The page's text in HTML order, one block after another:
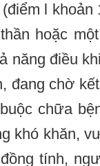
l
hoặc
năng điều
đang chờ
chữa
khó khăn,
tính,